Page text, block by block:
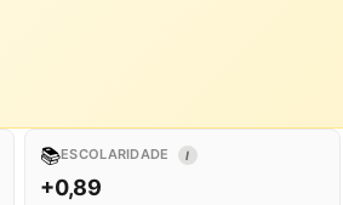
📚ESCOLARIDADE I
+0,89